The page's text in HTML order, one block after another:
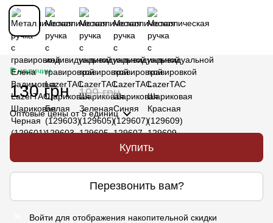
В наличии
130 грн 199 грн
Оптовые ценыот 5 единиц
Купить
Перезвонить вам?
Войти для отображения накопительной скидки